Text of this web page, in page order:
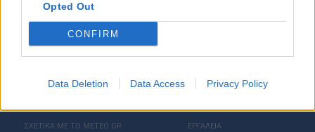
Opted Out
CONFIRM
Data Deletion Data Access Privacy Policy
ΣΧΕΤΙΚΑ ΜΕ ΤΟ ΜΕΤΕΟ.GR
ΕΡΓΑΛΕΙΑ